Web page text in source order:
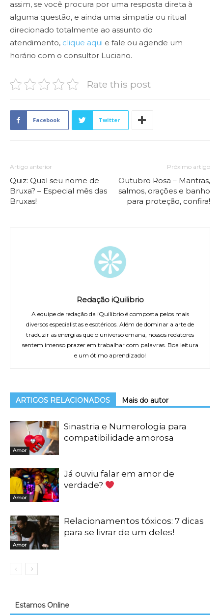
assim, se você procura por uma resposta direta à
alguma questão, e ainda uma simpatia ou ritual
direcionado totalmente ao assunto do
atendimento, clique aqui e fale ou agende um
horário com o consultor Luciano.
Rate this post
Facebook Twitter
Artigo anterior
Quiz: Qual seu nome de
Bruxa? – Especial mês das
Bruxas!
Próximo artigo
Outubro Rosa – Mantras,
salmos, orações e banho
para proteção, confira!
Redação iQuilibrio
A equipe de redação da iQuilibrio é composta pelos mais
diversos especialistas e esotéricos. Além de dominar a arte de
traduzir as energias que o universo emana, nossos redatores
sentem imenso prazer em trabalhar com palavras. Boa leitura
e um ótimo aprendizado!
ARTIGOS RELACIONADOS Mais do autor
Amor
Sinastria e Numerologia para
compatibilidade amorosa
Amor
Já ouviu falar em amor de
verdade?
Amor
Relacionamentos tóxicos: 7 dicas
para se livrar de um deles!
Estamos Online